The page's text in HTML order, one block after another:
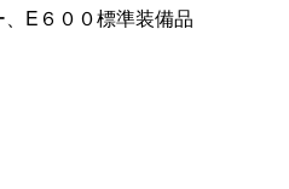
E６００標準装備品